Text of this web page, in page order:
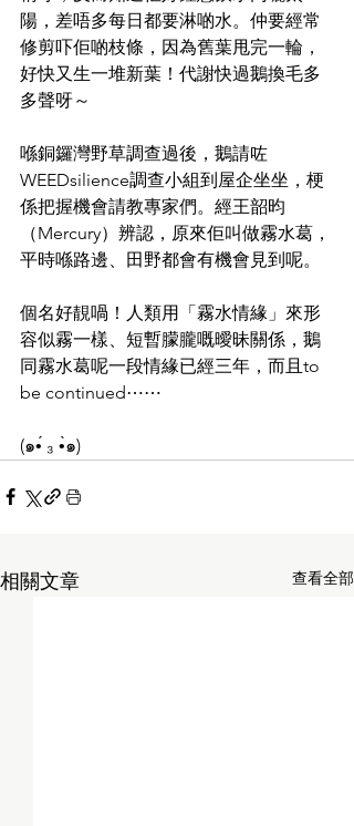
陽，差唔多每日都要淋啲水。仲要經常
修剪吓佢啲枝條，因為舊葉甩完一輪，
好快又生一堆新葉！代謝快過鵝換毛多
多聲呀～
喺銅鑼灣野草調查過後，鵝請咗
WEEDsilience調查小組到屋企坐坐，梗
係把握機會請教專家們。經王韶昀
（Mercury）辨認，原來佢叫做霧水葛，
平時喺路邊、田野都會有機會見到呢。
個名好靚喎！人類用「霧水情緣」來形
容似霧一樣、短暫朦朧嘅曖昧關係，鵝
同霧水葛呢一段情緣已經三年，而且to
be continued⋯⋯
(๑•́ ₃ •̀๑)
相關文章 查看全部